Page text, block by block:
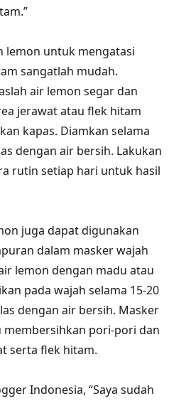
lemon untuk mengatasi
sangatlah mudah.
air lemon segar dan
jerawat atau flek hitam
kapas. Diamkan selama
dengan air bersih. Lakukan
rutin setiap hari untuk hasil
juga dapat digunakan
dalam masker wajah
lemon dengan madu atau
pada wajah selama 15-20
dengan air bersih. Masker
membersihkan pori-pori dan
serta flek hitam.
Indonesia, “Saya sudah